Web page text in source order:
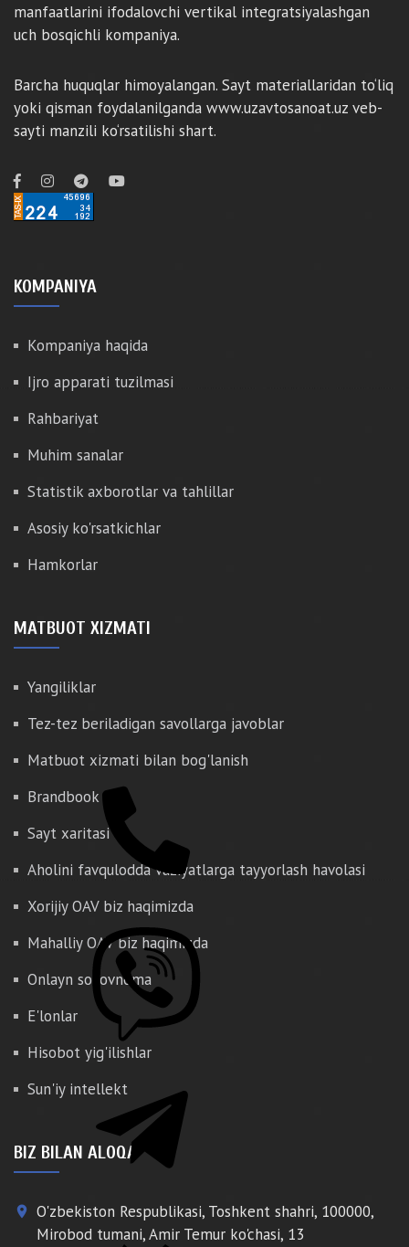
manfaatlarini ifodalovchi vertikal integratsiyalashgan
uch bosqichli kompaniya.
Barcha huquqlar himoyalangan. Sayt materiallaridan to‘liq
yoki qisman foydalanilganda www.uzavtosanoat.uz veb-
sayti manzili ko‘rsatilishi shart.
KOMPANIYA
Kompaniya haqida
Ijro apparati tuzilmasi
Rahbariyat
Muhim sanalar
Statistik axborotlar va tahlillar
Asosiy ko'rsatkichlar
Hamkorlar
MATBUOT XIZMATI
Yangiliklar
Tez-tez beriladigan savollarga javoblar
Matbuot xizmati bilan bog'lanish
Brandbook
Sayt xaritasi
Aholini favqulodda vaziyatlarga tayyorlash havolasi
Xorijiy OAV biz haqimizda
Mahalliy OAV biz haqimizda
Onlayn so'rovnoma
E'lonlar
Hisobot yig'ilishlar
Sun'iy intellekt
BIZ BILAN ALOQA
place O'zbekiston Respublikasi, Toshkent shahri, 100000,
Mirobod tumani, Amir Temur ko'chasi, 13